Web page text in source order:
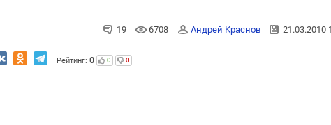
19 6708 Андрей Краснов 21.03.2010
Рейтинг: 0 0 0